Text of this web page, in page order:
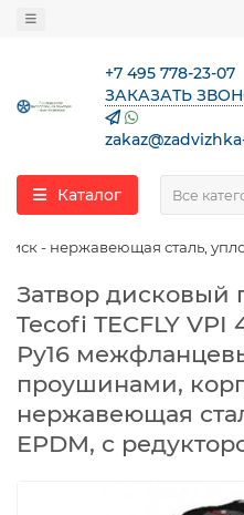
+7 495 778-23-07
ЗАКАЗАТЬ
Каталог Все
- нержавеющая сталь,
Затвор дисковый
Tecofi TECFLY VPI
Ру16
проушинами,
нержавеющая
EPDM, с